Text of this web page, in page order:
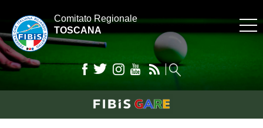
Comitato Regionale
TOSCANA